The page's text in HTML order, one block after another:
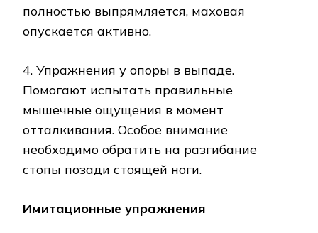
полностью выпрямляется, маховая
опускается активно.
4. Упражнения у опоры в выпаде.
Помогают испытать правильные
мышечные ощущения в момент
отталкивания. Особое внимание
необходимо обратить на разгибание
стопы позади стоящей ноги.
Имитационные упражнения